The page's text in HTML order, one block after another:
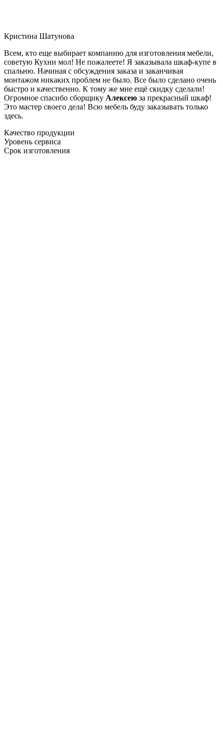
Кристина Шатунова
Всем, кто еще выбирает компанию для изготовления мебели,
советую Кухни мол! Не пожалеете! Я заказывала шкаф-купе в
спальню. Начиная с обсуждения заказа и заканчивая
монтажом никаких проблем не было. Все было сделано очень
быстро и качественно. К тому же мне ещё скидку сделали!
Огромное спасибо сборщику Алексею за прекрасный шкаф!
Это мастер своего дела! Всю мебель буду заказывать только
здесь.
Качество продукции
Уровень сервиса
Срок изготовления